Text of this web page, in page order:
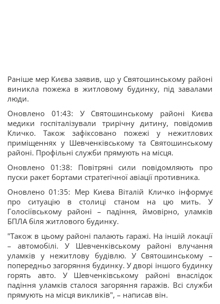
Раніше мер Києва заявив, що у Святошинському районі
виникла пожежа в житловому будинку, під завалами
люди.
Оновлено 01:43: У Святошинському районі Києва
медики госпіталізували трирічну дитину, повідомив
Кличко. Також зафіксовано пожежі у нежитлових
приміщеннях у Шевченківському та Святошинському
районі. Профільні служби прямують на місця.
Оновлено 01:38: Повітряні сили повідомляють про
пуски ракет бортами стратегічної авіації противника.
Оновлено 01:35: Мер Києва Віталій Кличко інформує
про ситуацію в столиці станом на цю мить. У
Голосіївському районі – падіння, ймовірно, уламків
БПЛА біля житлового будинку.
"Також в цьому районі палають гаражі. На іншій локації
– автомобілі. У Шевченківському районі влучання
уламків у нежитлову будівлю. У Святошинському –
попередньо загоряння будинку. У дворі іншого будинку
горять авто. У Шевченківському районі внаслідок
падіння уламків сталося загоряння гаражів. Всі служби
прямують на місця викликів", – написав він.